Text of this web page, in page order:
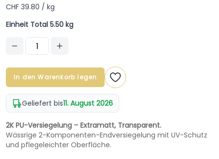
CHF 39.80 / kg
Einheit Total 5.50 kg
In den Warenkorb legen
Geliefert bis11. August 2026
2K PU-Versiegelung – Extramatt, Transparent.
Wässrige 2-Komponenten-Endversiegelung mit UV-Schutz
und pflegeleichter Oberfläche.